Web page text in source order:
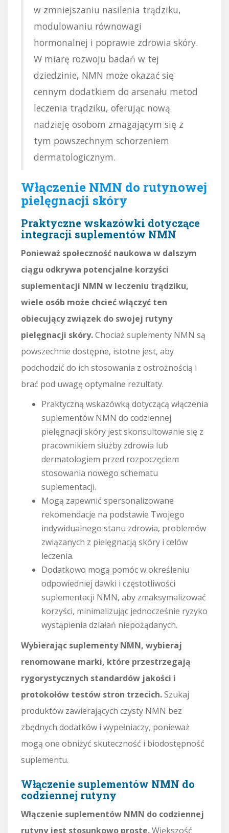
w zmniejszaniu nasilenia trądziku,
modulowaniu równowagi
hormonalnej i poprawie zdrowia skóry.
W miarę rozwoju badań w tej
dziedzinie, NMN może okazać się
cennym dodatkiem do arsenału metod
leczenia trądziku, oferując nową
nadzieję osobom zmagającym się z
tym powszechnym schorzeniem
dermatologicznym.
Włączenie NMN do rutynowej
pielęgnacji skóry
Praktyczne wskazówki dotyczące
integracji suplementów NMN
Ponieważ społeczność naukowa w dalszym
ciągu odkrywa potencjalne korzyści
suplementacji NMN w leczeniu trądziku,
wiele osób może chcieć włączyć ten
obiecujący związek do swojej rutyny
pielęgnacji skóry.Chociaż suplementy NMN są
powszechnie dostępne, istotne jest, aby
podchodzić do ich stosowania z ostrożnością i
brać pod uwagę optymalne rezultaty.
Praktyczną wskazówką dotyczącą włączenia
suplementów NMN do codziennej
pielęgnacji skóry jest skonsultowanie się z
pracownikiem służby zdrowia lub
dermatologiem przed rozpoczęciem
stosowania nowego schematu
suplementacji.
Mogą zapewnić spersonalizowane
rekomendacje na podstawie Twojego
indywidualnego stanu zdrowia, problemów
związanych z pielęgnacją skóry i celów
leczenia.
Dodatkowo mogą pomóc w określeniu
odpowiedniej dawki i częstotliwości
suplementacji NMN, aby zmaksymalizować
korzyści, minimalizując jednocześnie ryzyko
wystąpienia działań niepożądanych.
Wybierając suplementy NMN, wybieraj
renomowane marki, które przestrzegają
rygorystycznych standardów jakości i
protokołów testów stron trzecich.Szukaj
produktów zawierających czysty NMN bez
zbędnych dodatków i wypełniaczy, ponieważ
mogą one obniżyć skuteczność i biodostępność
suplementu.
Włączenie suplementów NMN do
codziennej rutyny
Włączenie suplementów NMN do codziennej
rutyny jest stosunkowo proste.Większość